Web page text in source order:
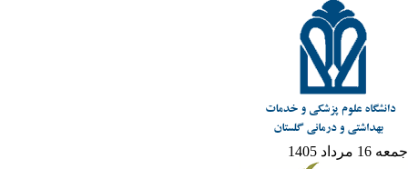
جمعه 16 مرداد 1405